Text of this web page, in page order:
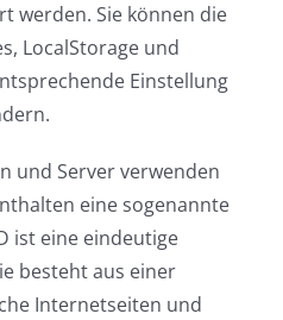
werden. Sie können die
LocalStorage und
Einstellung
und Server verwenden
eine sogenannte
ist eine eindeutige
besteht aus einer
Internetseiten und